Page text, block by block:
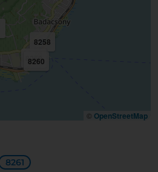
8258
8259
8260
© OpenStreetMap
8261